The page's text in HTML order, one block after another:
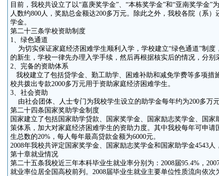
目前，我校共设立了以“嘉庚奖学金”、“本栋奖学金”和“亚南奖学金”
人数约800人，奖励总金额达200多万元。除此之外，我校各院（系
学金。
第二十三条学校资助制度
1、绿色通道
为切实保证家庭经济困难学生顺利入学，学校建立“绿色通道”制度
的新生，学校一律先办理入学手续，然后再根据核实后的情况，分别
2、完备的资助体系
我校建立了包括贷学金、勤工助学、困难补助和减免学费等多项措
校共拨出专款2000多万元用于资助家庭经济困难学生。
3、社会资助
由社会团体、人士专门为我校学生设立的助学金每年约为200多万
第二十四条国家奖助学金制度
国家建立了包括国家助学贷款、国家奖学金、国家励志奖学金、国
策体系，加大对家庭经济困难学生的资助力度。其中我校每年可申请
生总数的20%，每人每年最高贷款金额为6000元。
2008年我校共评定国家奖学金、国家励志奖学金和国家助学金4543人
第十章就业情况
第二十五条我校近三年本科毕业生就业率分别为：2008届95.4%，
就业率位居全国高校前列。2008届毕业生就业主要单位性质流向依